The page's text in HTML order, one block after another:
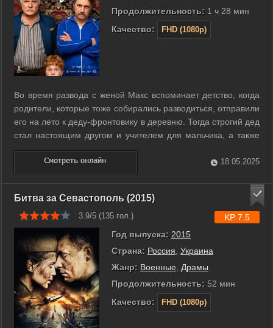
Продолжительность: 1 ч 28 мин
Качество:
FHD (1080p)
Во время развода с женой Макс вспоминает детство, когда
родители, которые тоже собирались разводиться, отправили
его на лето к деду-фронтовику в деревню. Тогда строгий дед
стал настоящим другом и учителем для мальчика, а также
свидетелем и участником его многочисленных проделок. ...
18.05.2025
Битва за Севастополь (2015)
3.9/5 (135 гол.)
Год выпуска: 2015
Страна: Россия Украина
Жанр: Военные
Драмы
Продолжительность: 52 мин
Качество:
FHD (1080p)
KP 7.5